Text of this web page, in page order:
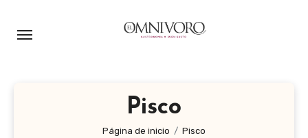
Pisco
Página de inicio Pisco